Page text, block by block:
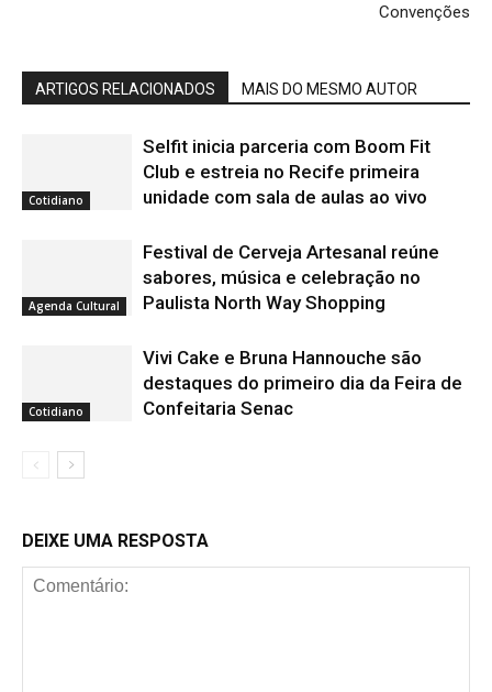
Convenções
ARTIGOS RELACIONADOS MAIS DO MESMO AUTOR
Cotidiano
Selfit inicia parceria com Boom Fit
Club e estreia no Recife primeira
unidade com sala de aulas ao vivo
Agenda Cultural
Festival de Cerveja Artesanal reúne
sabores, música e celebração no
Paulista North Way Shopping
Cotidiano
Vivi Cake e Bruna Hannouche são
destaques do primeiro dia da Feira de
Confeitaria Senac
DEIXE UMA RESPOSTA